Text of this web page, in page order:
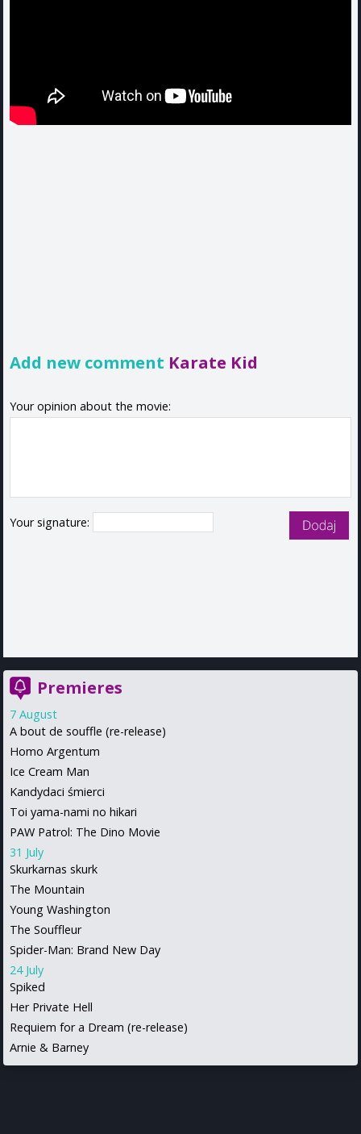
Add new comment Karate Kid
Your opinion about the movie:
Your signature:
Premieres
7 August
A bout de souffle (re-release)
Homo Argentum
Ice Cream Man
Kandydaci śmierci
Toi yama-nami no hikari
PAW Patrol: The Dino Movie
31 July
Skurkarnas skurk
The Mountain
Young Washington
The Souffleur
Spider-Man: Brand New Day
24 July
Spiked
Her Private Hell
Requiem for a Dream (re-release)
Arnie & Barney